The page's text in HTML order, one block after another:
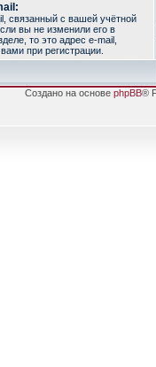
связанный с вашей учётной
вы не изменили его в
то это адрес e-mail,
при регистрации.
Создано на основе phpBB®